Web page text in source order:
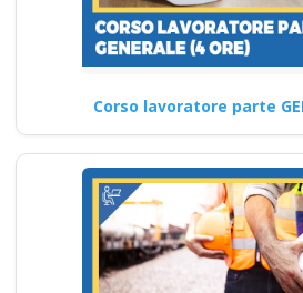
Quali sono le
acquisite durante i
Continua
Corso lavoratore parte